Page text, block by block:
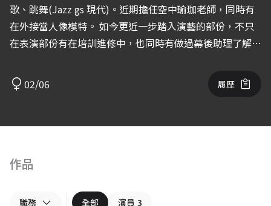
歌、跳舞(Jazz gs 現代)。近期擔任空中瑜珈老師，同時有
在外接當人像模特。 如今更近一步踏入演藝的部份，不只
在表演部份有在培訓進修中，也同時有做過幕後助理了解片
中！02/06 履歷
作品
職務 全部 演員 3